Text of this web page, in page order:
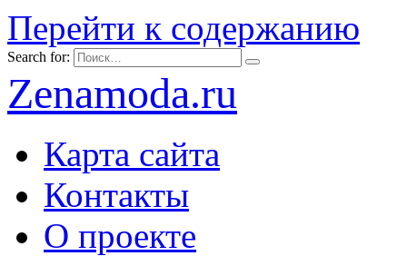
Перейти к содержанию
Search for:
Zenamoda.ru
Карта сайта
Контакты
О проекте